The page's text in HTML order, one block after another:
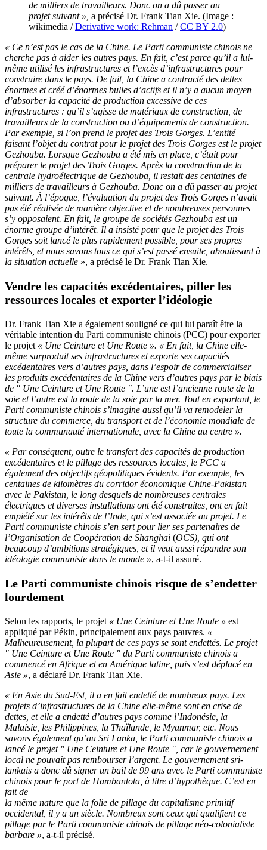
de milliers de travailleurs. Donc on a dû passer au
projet suivant », a précisé Dr. Frank Tian Xie. (Image :
wikimedia /Derivative work: Rehman /CC BY 2.0)
« Ce n’est pas le cas de la Chine. Le Parti communiste chinois ne
cherche pas à aider les autres pays. En fait, c’est parce qu’il a lui-
même utilisé les infrastructures et l’excès d’infrastructures pour
construire dans le pays. De fait, la Chine a contracté des dettes
énormes et créé d’énormes bulles d’actifs et il n’y a aucun moyen
d’absorber la capacité de production excessive de ces
infrastructures : qu’il s’agisse de matériaux de construction, de
travailleurs de la construction ou d’équipements de construction.
Par exemple, si l’on prend le projet des Trois Gorges. L’entité
faisant l’objet du contrat pour le projet des Trois Gorges est le projet
Gezhouba. Lorsque Gezhouba a été mis en place, c’était pour
préparer le projet des Trois Gorges. Après la construction de la
centrale hydroélectrique de Gezhouba, il restait des centaines de
milliers de travailleurs à Gezhouba. Donc on a dû passer au projet
suivant. À l’époque, l’évaluation du projet des Trois Gorges n’avait
pas été réalisée de manière objective et de nombreuses personnes
s’y opposaient. En fait, le groupe de sociétés Gezhouba est un
énorme groupe d’intérêt. Il a insisté pour que le projet des Trois
Gorges soit lancé le plus rapidement possible, pour ses propres
intérêts, et nous savons tous ce qui s’est passé ensuite, aboutissant à
la situation actuelle », a précisé le Dr. Frank Tian Xie.
Vendre les capacités excédentaires, piller les
ressources locales et exporter l’idéologie
Dr. Frank Tian Xie a également souligné ce qui lui paraît être la
véritable intention du Parti communiste chinois (PCC) pour exporter
le projet « Une Ceinture et Une Route ». « En fait, la Chine elle-
même surproduit ses infrastructures et exporte ses capacités
excédentaires vers d’autres pays, dans l’espoir de commercialiser
les produits excédentaires de la Chine vers d’autres pays par le biais
de " Une Ceinture et Une Route ". L’une est l’ancienne route de la
soie et l’autre est la route de la soie par la mer. Tout en exportant, le
Parti communiste chinois s’imagine aussi qu’il va remodeler la
structure du commerce, du transport et de l’économie mondiale de
toute la communauté internationale, avec la Chine au centre ».
« Par conséquent, outre le transfert des capacités de production
excédentaires et le pillage des ressources locales, le PCC a
également des objectifs géopolitiques évidents. Par exemple, les
centaines de kilomètres du corridor économique Chine-Pakistan
avec le Pakistan, le long desquels de nombreuses centrales
électriques et diverses installations ont été construites, ont en fait
empiété sur les intérêts de l’Inde, qui s’est associée au projet. Le
Parti communiste chinois s’en sert pour lier ses partenaires de
l’Organisation de Coopération de Shanghai (OCS), qui ont
beaucoup d’ambitions stratégiques, et il veut aussi répandre son
idéologie communiste dans le monde », a-t-il assuré.
Le Parti communiste chinois risque de s’endetter
lourdement
Selon les rapports, le projet « Une Ceinture et Une Route » est
appliqué par Pékin, principalement aux pays pauvres. «
Malheureusement, la plupart de ces pays se sont endettés. Le projet
" Une Ceinture et Une Route " du Parti communiste chinois a
commencé en Afrique et en Amérique latine, puis s’est déplacé en
Asie », a déclaré Dr. Frank Tian Xie.
« En Asie du Sud-Est, il a en fait endetté de nombreux pays. Les
projets d’infrastructures de la Chine elle-même sont en crise de
dettes, et elle a endetté d’autres pays comme l’Indonésie, la
Malaisie, les Philippines, la Thaïlande, le Myanmar, etc. Nous
savons également qu’au Sri Lanka, le Parti communiste chinois a
lancé le projet " Une Ceinture et Une Route ", car le gouvernement
local ne pouvait pas rembourser l’argent. Le gouvernement sri-
lankais a donc dû signer un bail de 99 ans avec le Parti communiste
chinois pour le port de Hambantota, à titre d’hypothèque. C’est en
fait de
la même nature que la folie de pillage du capitalisme primitif
occidental, il y a un siècle. Nombreux sont ceux qui qualifient ce
pillage par le Parti communiste chinois de pillage néo-colonialiste
barbare », a-t-il précisé.